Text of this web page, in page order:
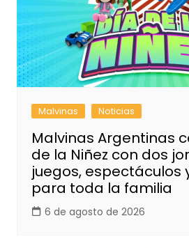
Malvinas Noticias
Malvinas Argentinas
de la Niñez con dos
juegos, espectáculos
para toda la familia
6 de agosto de 2026